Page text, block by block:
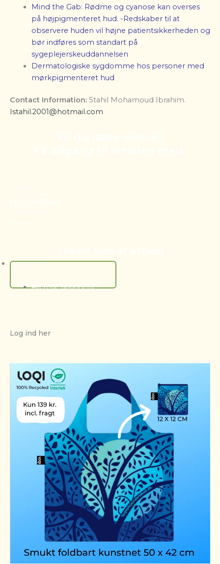
Mind the Gab: Rødme og cyanose kan overses
på højpigmenteret hud. -Redskaber til at
observere huden vil højne patientsikkerheden og
bør indføres som standart på
sygeplejerskeuddannelsen
Dermatologiske sygdomme hos personer med
mørkpigmenteret hud
Contact Information: Stahil Mohamoud Ibrahim.
Istahil.2001@hotmail.com
200.00kr.
Allerede abonnent?
Log ind her